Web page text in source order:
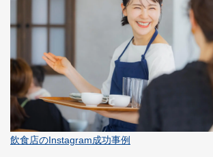
飲食店のInstagram成功事例